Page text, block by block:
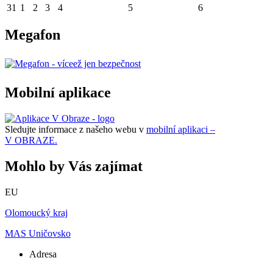
31 1 2 3 4 5 6
Megafon
Mobilní aplikace
Sledujte informace z našeho webu v mobilní aplikaci –
V OBRAZE.
Mohlo by Vás zajímat
EU
Olomoucký kraj
MAS Uničovsko
Adresa